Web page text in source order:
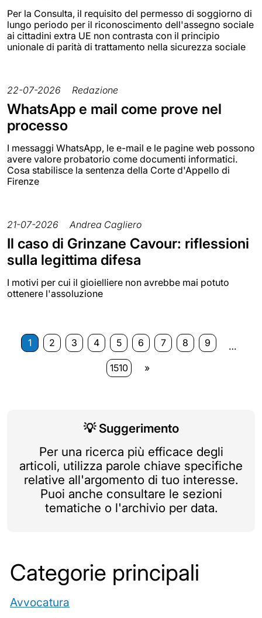
Per la Consulta, il requisito del permesso di soggiorno di
lungo periodo per il riconoscimento dell'assegno sociale
ai cittadini extra UE non contrasta con il principio
unionale di parità di trattamento nella sicurezza sociale
22-07-2026 Redazione
WhatsApp e mail come prove nel
processo
I messaggi WhatsApp, le e-mail e le pagine web possono
avere valore probatorio come documenti informatici.
Cosa stabilisce la sentenza della Corte d'Appello di
Firenze
21-07-2026 Andrea Cagliero
Il caso di Grinzane Cavour: riflessioni
sulla legittima difesa
I motivi per cui il gioielliere non avrebbe mai potuto
ottenere l'assoluzione
1 2 3 4 5 6 7 8 9
…
1510
»
💡 Suggerimento
Per una ricerca più efficace degli
articoli, utilizza parole chiave specifiche
relative all'argomento di tuo interesse.
Puoi anche consultare le sezioni
tematiche o l'archivio per data.
Categorie principali
Avvocatura